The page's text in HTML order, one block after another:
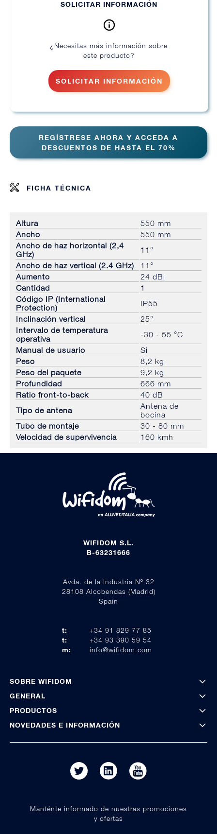
SOLICITAR INFORMACIÓN
¿Necesitas más información sobre
este producto?
SOLICITAR INFORMACIÓN
REGÍSTRESE AHORA Y ACCEDA A
DESCUENTOS DE HASTA EL 70%
FICHA TÉCNICA
Altura
550 mm
Ancho
550 mm
Ancho de haz horizontal (2,4
GHz)
11°
Ancho de haz vertical (2.4 GHz)
11°
Aumento
24 dBi
Cantidad
1
Código IP (International
Protection)
IP55
Inclinación vertical
25°
Intervalo de temperatura
operativa
-30 - 55 °C
Manual de usuario
Si
Peso
8,2 kg
Peso del paquete
9,2 kg
Profundidad
666 mm
Ratio front-to-back
40 dB
Tipo de antena
Antena de
bocina
Tubo de montaje
30 - 80 mm
Velocidad de supervivencia
160 kmh
WIFIDOM S.L.
B-63231666
Avda. de la Industria Nº 32
28108 Alcobendas (Madrid)
Spain
t:
+34 91 829 77 85
t:
+34 93 390 59 54
m:
info@wifidom.com
SOBRE WIFIDOM
GENERAL
PRODUCTOS
NOVEDADES E INFORMACIÓN
Manténte informado de nuestras promociones
y ofertas